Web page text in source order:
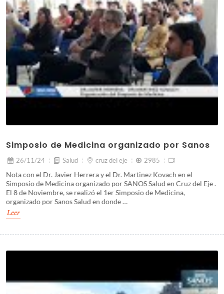
Simposio de Medicina organizado por Sanos
26/11/24 Salud cruz del eje 2985
Nota con el Dr. Javier Herrera y el Dr. Martinez Kovach en el
Simposio de Medicina organizado por SANOS Salud en Cruz del Eje .
El 8 de Noviembre, se realizó el 1er Simposio de Medicina,
organizado por Sanos Salud en donde …
Leer